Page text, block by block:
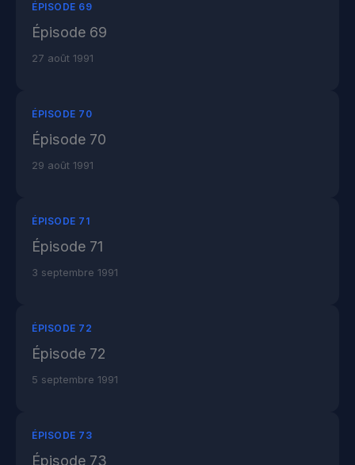
ÉPISODE 69
Épisode 69
27 août 1991
ÉPISODE 70
Épisode 70
29 août 1991
ÉPISODE 71
Épisode 71
3 septembre 1991
ÉPISODE 72
Épisode 72
5 septembre 1991
ÉPISODE 73
Épisode 73